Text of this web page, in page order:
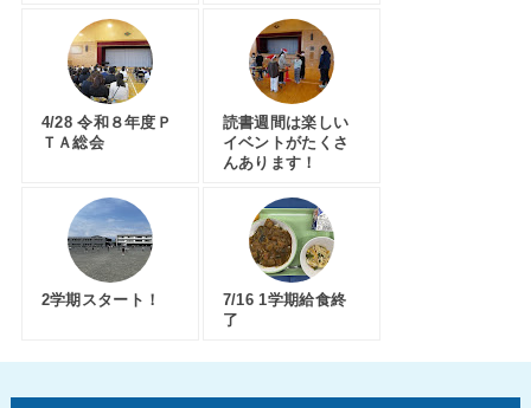
4/28 令和８年度Ｐ
ＴＡ総会
読書週間は楽しい
イベントがたくさ
んあります！
2学期スタート！
7/16 1学期給食終
了